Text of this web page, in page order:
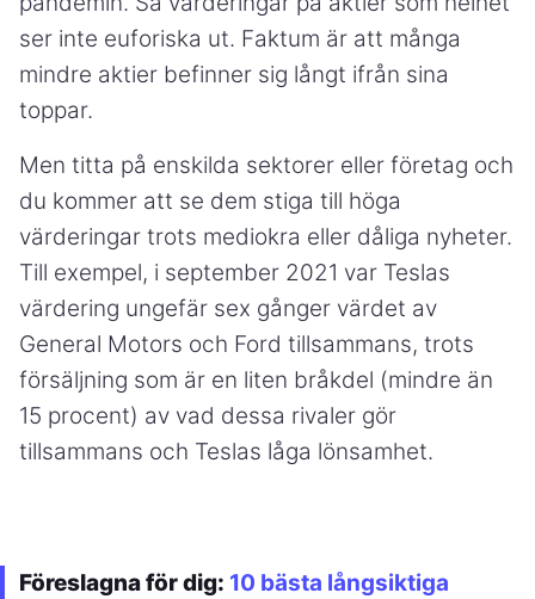
ser inte euforiska ut. Faktum är att många
mindre aktier befinner sig långt ifrån sina
toppar.
Men titta på enskilda sektorer eller företag och
du kommer att se dem stiga till höga
värderingar trots mediokra eller dåliga nyheter.
Till exempel, i september 2021 var Teslas
värdering ungefär sex gånger värdet av
General Motors och Ford tillsammans, trots
försäljning som är en liten bråkdel (mindre än
15 procent) av vad dessa rivaler gör
tillsammans och Teslas låga lönsamhet.
Föreslagna för dig: 10 bästa långsiktiga